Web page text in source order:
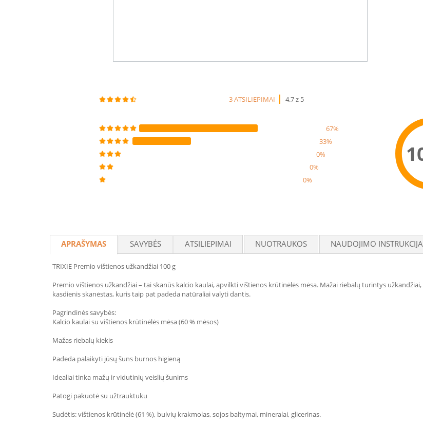
3 ATSILIEPIMAI 4.7 z 5
67%
33%
0%
0%
0%
APRAŠYMAS SAVYBĖS ATSILIEPIMAI NUOTRAUKOS NAUDOJIMO INSTRUKCIJA
TRIXIE Premio vištienos užkandžiai 100 g
Premio vištienos užkandžiai – tai skanūs kalcio kaulai, apvilkti vištienos krūtinėlės mėsa. Mažai riebalų turintys
kasdienis skanėstas, kuris taip pat padeda natūraliai valyti dantis.
Pagrindinės savybės:
Kalcio kaulai su vištienos krūtinėlės mėsa (60 % mėsos)
Mažas riebalų kiekis
Padeda palaikyti jūsų šuns burnos higieną
Idealiai tinka mažų ir vidutinių veislių šunims
Patogi pakuotė su užtrauktuku
Sudėtis: vištienos krūtinėlė (61 %), bulvių krakmolas, sojos baltymai, mineralai, glicerinas.